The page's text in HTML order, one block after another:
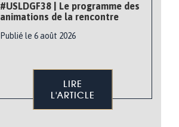
#USLDGF38 | Le programme des
animations de la rencontre
Publié le 6 août 2026
LIRE
L'ARTICLE